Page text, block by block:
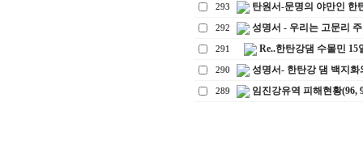
293 탄원서-문명의 야만인 한
292 성명서 - 우리는 고문리
291 Re..한탄강댐 수몰민
290 성명서- 한탄강 댐 백지
289 임진강유역 피해현황(96,